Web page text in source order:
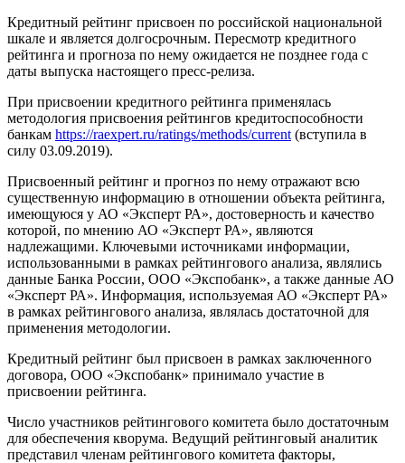
Кредитный рейтинг присвоен по российской национальной
шкале и является долгосрочным. Пересмотр кредитного
рейтинга и прогноза по нему ожидается не позднее года с
даты выпуска настоящего пресс-релиза.
При присвоении кредитного рейтинга применялась
методология присвоения рейтингов кредитоспособности
банкам https://raexpert.ru/ratings/methods/current (вступила в
силу 03.09.2019).
Присвоенный рейтинг и прогноз по нему отражают всю
существенную информацию в отношении объекта рейтинга,
имеющуюся у АО «Эксперт РА», достоверность и качество
которой, по мнению АО «Эксперт РА», являются
надлежащими. Ключевыми источниками информации,
использованными в рамках рейтингового анализа, являлись
данные Банка России, ООО «Экспобанк», а также данные АО
«Эксперт РА». Информация, используемая АО «Эксперт РА»
в рамках рейтингового анализа, являлась достаточной для
применения методологии.
Кредитный рейтинг был присвоен в рамках заключенного
договора, ООО «Экспобанк» принимало участие в
присвоении рейтинга.
Число участников рейтингового комитета было достаточным
для обеспечения кворума. Ведущий рейтинговый аналитик
представил членам рейтингового комитета факторы,